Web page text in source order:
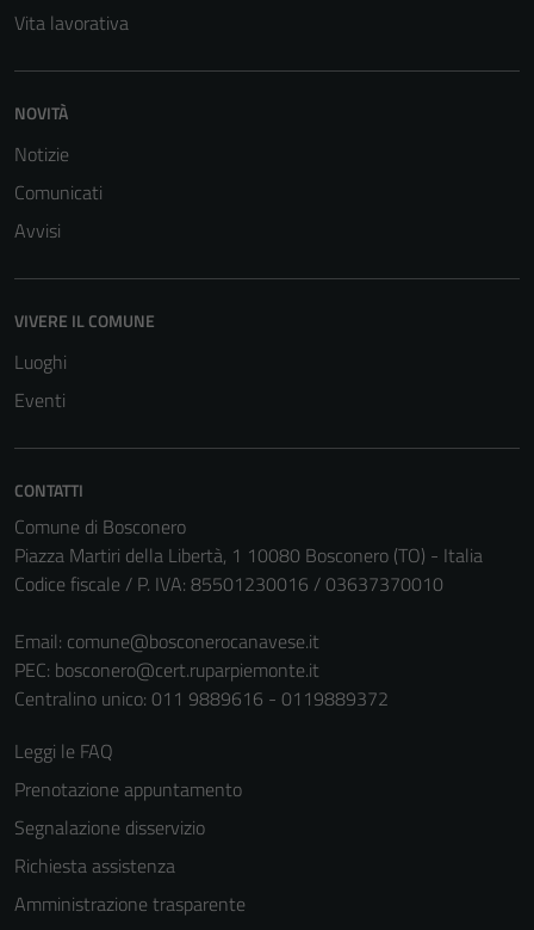
Vita lavorativa
NOVITÀ
Notizie
Comunicati
Avvisi
VIVERE IL COMUNE
Luoghi
Eventi
CONTATTI
Comune di Bosconero
Piazza Martiri della Libertà, 1 10080 Bosconero (TO) - Italia
Codice fiscale / P. IVA: 85501230016 / 03637370010
Email: comune@bosconerocanavese.it
PEC: bosconero@cert.ruparpiemonte.it
Centralino unico: 011 9889616 - 0119889372
Leggi le FAQ
Prenotazione appuntamento
Segnalazione disservizio
Richiesta assistenza
Amministrazione trasparente
Tecnici
Questi cookie
sono necessari